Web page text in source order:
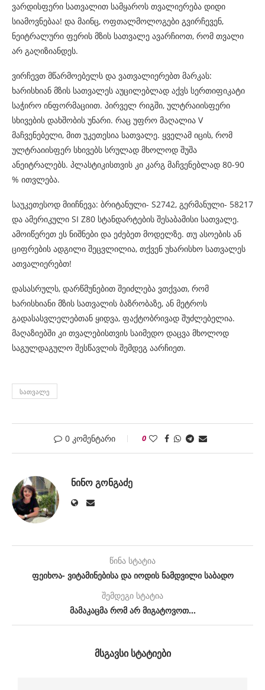
ვარდისფერი სათვალით სამყაროს თვალიერება დიდი
სიამოვნებაა! და მაინც, ოფთალმოლოგები გვირჩევენ,
ნეიტრალური ფერის მზის სათვალე ავარჩიოთ, რომ თვალი
არ გაღიზიანდეს.
ვირჩევთ მწარმოებელს და ვათვალიერებთ მარკას:
ხარისხიან მზის სათვალეს აუცილებლად აქვს სერთიფიკატი
საჭირო ინფორმაციით. პირველ რიგში, ულტრაიისფერი
სხივების დახშობის უნარი. რაც უფრო მაღალია V
მაჩვენებელი, მით უკეთესია სათვალე. ყველამ იცის, რომ
ულტრაიისფერ სხივებს სრულად მხოლოდ შუშა
ანეიტრალებს. პლასტიკისთვის კი კარგ მაჩვენებლად 80-90
% ითვლება.
საუკეთესოდ მიიჩნევა: ბრიტანული- S2742, გერმანული- 58217
და ამერიკული SI Z80 სტანდარტების შესაბამისი სათვალე.
ამოიწერეთ ეს ნიშნები და ეძებეთ მოდელზე. თუ ასოების ან
ციფრების ადგილი შეცვლილია, თქვენ უხარისხო სათვალეს
ათვალიერებთ!
დასასრულს, დარწმუნებით შეიძლება ვთქვათ, რომ
ხარისხიანი მზის სათვალის ბაზრობაზე, ან მეტროს
გადასასვლელებთან ყიდვა, ფაქტობრივად შუძლებელია.
მაღაზიებში კი თვალებისთვის საიმედო დაცვა მხოლოდ
საგულდაგულო შესწავლის შემდეგ აარჩიეთ.
ᲡᲐᲗᲕᲐᲚᲔ
0 კომენტარი 0
ᲜᲘᲜᲝ ᲒᲝᲜᲒᲐᲫᲔ
წინა სტატია
ფეიხოა- ვიტამინებისა და იოდის ნამდვილი საბადო
შემდეგი სტატია
მამაკაცმა რომ არ მიგატოვოთ…
ᲛᲡᲒᲐᲕᲡᲘ ᲡᲢᲐᲢᲘᲔᲑᲘ